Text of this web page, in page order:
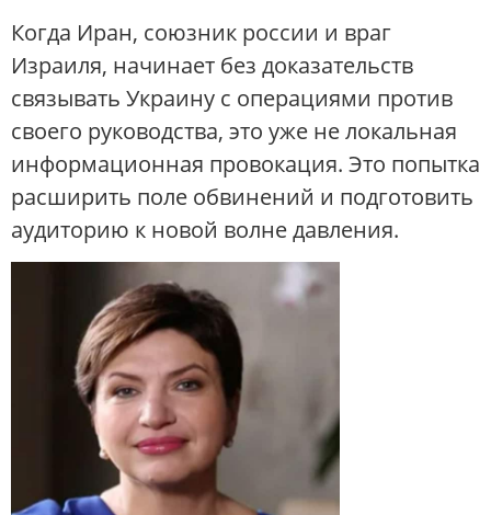
Когда Иран, союзник россии и враг
Израиля, начинает без доказательств
связывать Украину с операциями против
своего руководства, это уже не локальная
информационная провокация. Это попытка
расширить поле обвинений и подготовить
аудиторию к новой волне давления.